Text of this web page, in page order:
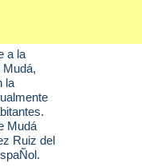
a la
Mudá,
la
Mudá
Ruiz del